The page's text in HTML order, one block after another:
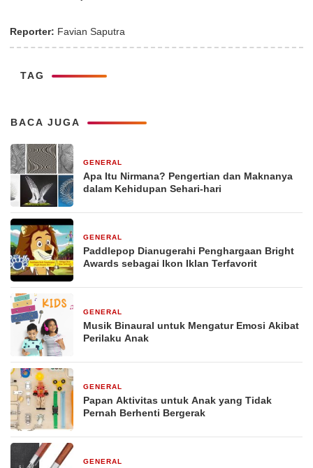
Reporter: Favian Saputra
TAG
BACA JUGA
GENERAL
Apa Itu Nirmana? Pengertian dan Maknanya
dalam Kehidupan Sehari-hari
GENERAL
Paddlepop Dianugerahi Penghargaan Bright
Awards sebagai Ikon Iklan Terfavorit
GENERAL
Musik Binaural untuk Mengatur Emosi Akibat
Perilaku Anak
GENERAL
Papan Aktivitas untuk Anak yang Tidak
Pernah Berhenti Bergerak
GENERAL